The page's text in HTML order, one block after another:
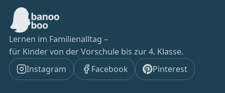
Lernen im Familienalltag –
für Kinder von der Vorschule bis zur 4. Klasse.
Instagram
Facebook Pinterest